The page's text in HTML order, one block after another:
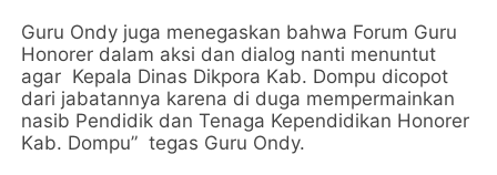
Guru Ondy juga menegaskan bahwa Forum Guru
Honorer dalam aksi dan dialog nanti menuntut
agar Kepala Dinas Dikpora Kab. Dompu dicopot
dari jabatannya karena di duga mempermainkan
nasib Pendidik dan Tenaga Kependidikan Honorer
Kab. Dompu” tegas Guru Ondy.